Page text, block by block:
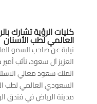
كليات الرؤية تشارك
العالمي لطب الأسنان
نيابة عن صاحب السمو
العزيز آل سعود، نأئب
الملك سعود معالي
مدينة الرياض في فندق